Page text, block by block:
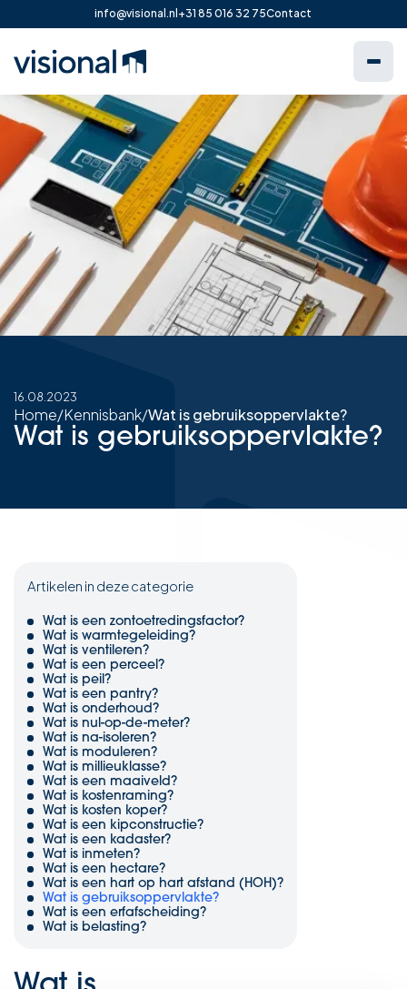
info@visional.nl +31 85 016 32 75Contact
16.08.2023
Home/Kennisbank/Wat is gebruiksoppervlakte?
Wat is gebruiksoppervlakte?
Artikelen in deze categorie
Wat is een zontoetredingsfactor?
Wat is warmtegeleiding?
Wat is ventileren?
Wat is een perceel?
Wat is peil?
Wat is een pantry?
Wat is onderhoud?
Wat is nul-op-de-meter?
Wat is na-isoleren?
Wat is moduleren?
Wat is millieuklasse?
Wat is een maaiveld?
Wat is kostenraming?
Wat is kosten koper?
Wat is een kipconstructie?
Wat is een kadaster?
Wat is inmeten?
Wat is een hectare?
Wat is een hart op hart afstand (HOH)?
Wat is gebruiksoppervlakte?
Wat is een erfafscheiding?
Wat is belasting?